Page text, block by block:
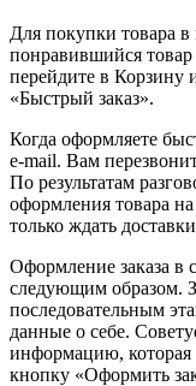
Для покупки товара
понравившийся товар
перейдите в Корзину
«Быстрый заказ».
Когда оформляете
e-mail. Вам
По результатам
оформления товара
только ждать
Оформление заказа в
следующим образом.
последовательным
данные о себе.
информацию,
кнопку «Оформить